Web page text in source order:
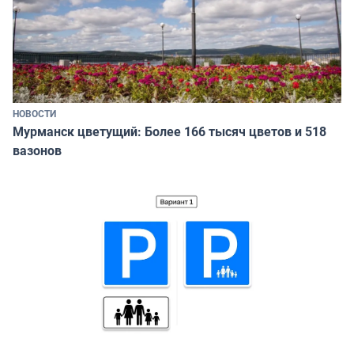
НОВОСТИ
Мурманск цветущий: Более 166 тысяч цветов и 518
вазонов